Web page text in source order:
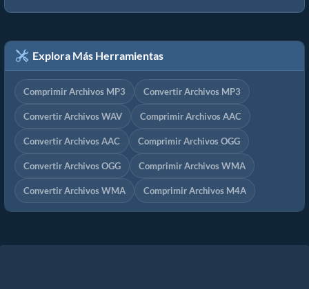
Explora Más Herramientas
Comprimir Archivos MP3 Convertir Archivos MP3
Convertir Archivos WAV Comprimir Archivos AAC
Convertir Archivos AAC Comprimir Archivos OGG
Convertir Archivos OGG Comprimir Archivos WMA
Convertir Archivos WMA Comprimir Archivos M4A